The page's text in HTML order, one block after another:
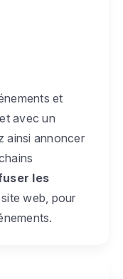
et
avec un
ainsi annoncer
les
web, pour